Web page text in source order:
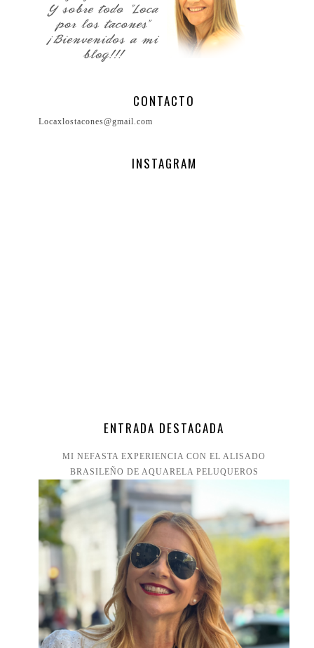
CONTACTO
Locaxlostacones@gmail.com
INSTAGRAM
ENTRADA DESTACADA
MI NEFASTA EXPERIENCIA CON EL ALISADO
BRASILEÑO DE AQUARELA PELUQUEROS